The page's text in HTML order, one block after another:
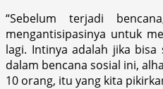
“Sebelum terjadi
mengantisipasinya untuk
lagi. Intinya adalah jika
dalam bencana sosial ini,
10 orang, itu yang kita